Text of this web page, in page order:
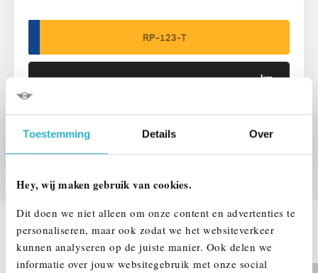
Toestemming Details Over
Hey, wij maken gebruik van cookies.
Dit doen we niet alleen om onze content en advertenties te
personaliseren, maar ook zodat we het websiteverkeer
kunnen analyseren op de juiste manier. Ook delen we
informatie over jouw websitegebruik met onze social
DEZE ZIJN VERGELIJKBAAR